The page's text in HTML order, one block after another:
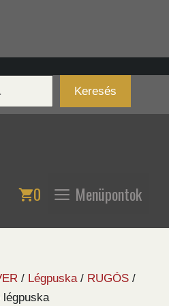
Keresés
0 Menüpontok
/ Légpuska / RUGÓS /
légpuska